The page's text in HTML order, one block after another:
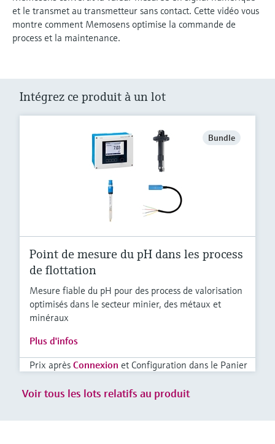
et le transmet au transmetteur sans contact. Cette vidéo vous
montre comment Memosens optimise la commande de
process et la maintenance.
Intégrez ce produit à un lot
Bundle
Point de mesure du pH dans les process
de flottation
Mesure fiable du pH pour des process de valorisation
optimisés dans le secteur minier, des métaux et
minéraux
Plus d'infos
Prix après Connexion et Configuration dans le Panier
Voir tous les lots relatifs au produit